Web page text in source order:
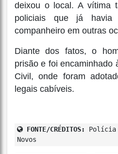
deixou o local. A vítima
policiais que já havia
companheiro em outras
Diante dos fatos, o
prisão e foi encaminhado
Civil, onde foram
legais cabíveis.
FONTE/CRÉDITOS:
Polícia
Novos